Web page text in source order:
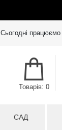
Сьогодні працюємо
Товарів: 0
САД